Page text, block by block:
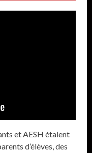
et AESH étaient
d’élèves, des